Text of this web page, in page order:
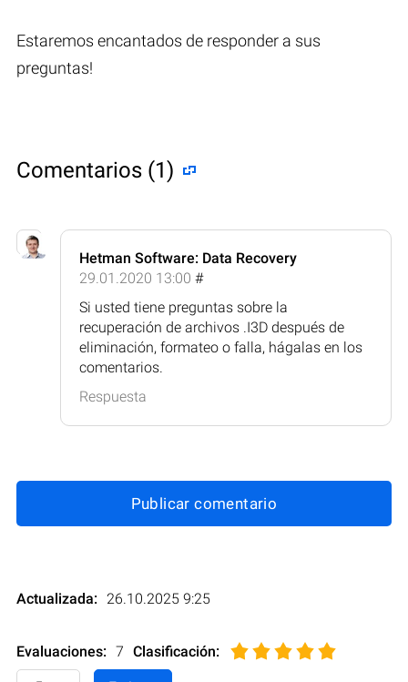
Estaremos encantados de responder a sus
preguntas!
Comentarios (1)
Hetman Software: Data Recovery
29.01.2020 13:00 #
Si usted tiene preguntas sobre la
recuperación de archivos .I3D después de
eliminación, formateo o falla, hágalas en los
comentarios.
Respuesta
Publicar comentario
Actualizada: 26.10.2025 9:25
Evaluaciones: 7 Clasificación: